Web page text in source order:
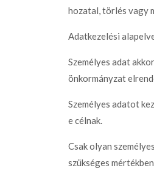
hozatal, törlés vagy
Adatkezelési
Személyes adat
önkormányzat
Személyes adatot
e célnak.
Csak olyan
szükséges